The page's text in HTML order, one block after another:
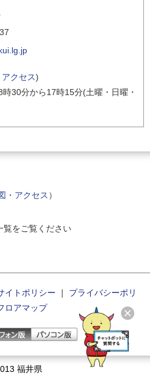
クセス)
時30分から17時15分(土曜・日曜・
・アクセス ）
覧をご覧ください
イトポリシー ｜
プライバシーポリ
ロアマップ
福井県